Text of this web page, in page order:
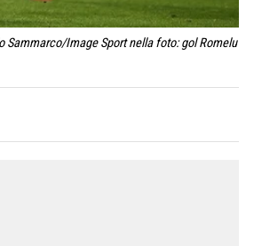
Image Sport nella foto: gol Romelu